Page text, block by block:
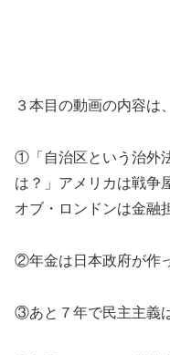
３本目の動画の内容は、
①「自治区という治外
は？」アメリカは戦争
オブ・ロンドンは金融
②年金は日本政府が作
③あと７年で民主主義